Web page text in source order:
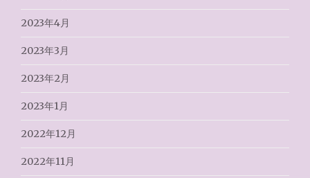
2023年4月
2023年3月
2023年2月
2023年1月
2022年12月
2022年11月